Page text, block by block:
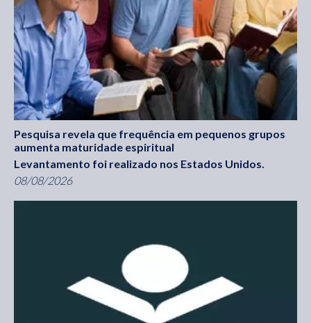
Pesquisa revela que frequência em pequenos grupos
aumenta maturidade espiritual
Levantamento foi realizado nos Estados Unidos.
08/08/2026